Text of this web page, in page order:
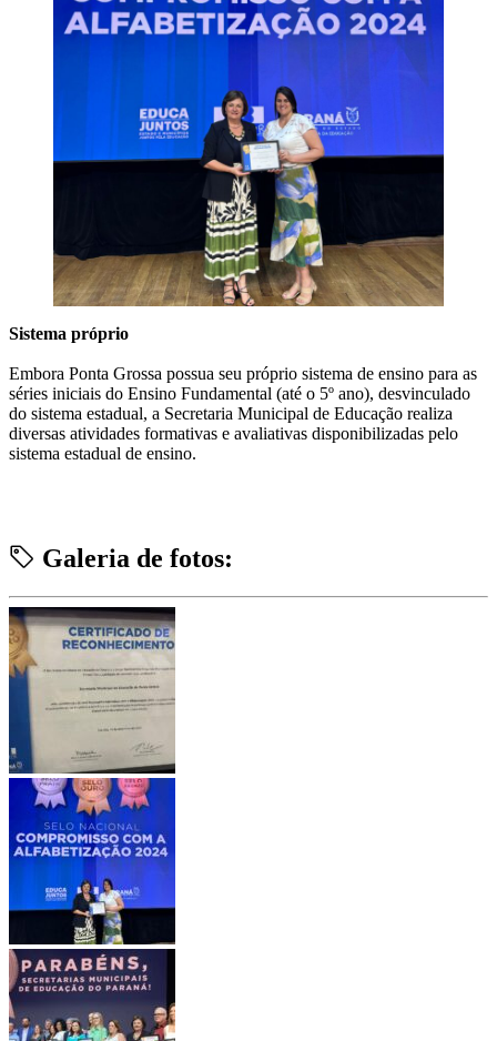
Sistema próprio
Embora Ponta Grossa possua seu próprio sistema de ensino para as
séries iniciais do Ensino Fundamental (até o 5º ano), desvinculado
do sistema estadual, a Secretaria Municipal de Educação realiza
diversas atividades formativas e avaliativas disponibilizadas pelo
sistema estadual de ensino.
Galeria de fotos: